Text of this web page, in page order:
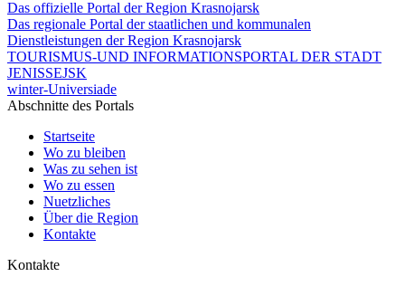
Das offizielle Portal der Region Krasnojarsk
Das regionale Portal der staatlichen und kommunalen
Dienstleistungen der Region Krasnojarsk
TOURISMUS-UND INFORMATIONSPORTAL DER STADT
JENISSEJSK
winter-Universiade
Abschnitte des Portals
Startseite
Wo zu bleiben
Was zu sehen ist
Wo zu essen
Nuetzliches
Über die Region
Kontakte
Kontakte